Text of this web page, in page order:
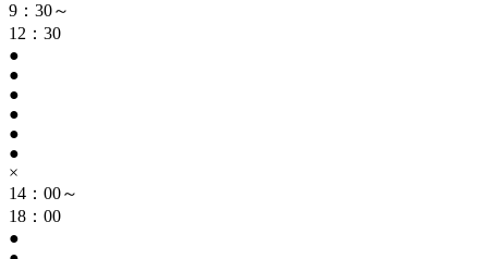
9：30～
12：30
●
●
●
●
●
●
×
14：00～
18：00
●